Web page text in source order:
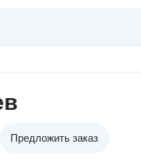
Предложить заказ